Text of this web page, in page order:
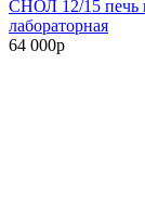
СНОЛ 12/15 печь
лабораторная
64 000p